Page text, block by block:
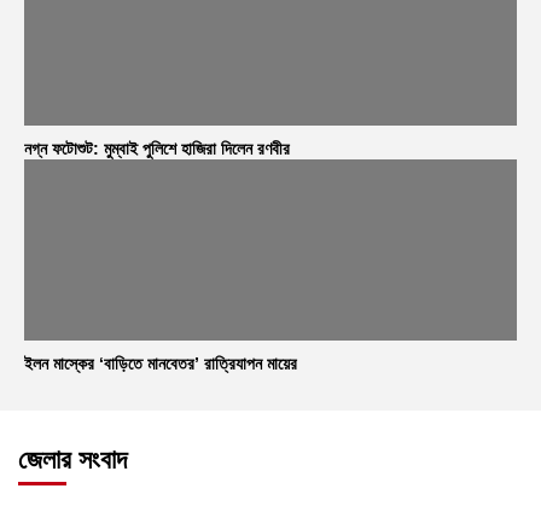
নগ্ন ফটোশুট: মুম্বাই পুলিশে হাজিরা দিলেন রণবীর
ইলন মাস্কের ‘বাড়িতে মানবেতর’ রাত্রিযাপন মায়ের
জেলার সংবাদ